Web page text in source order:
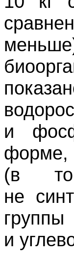
и
форме,
(в
не
и